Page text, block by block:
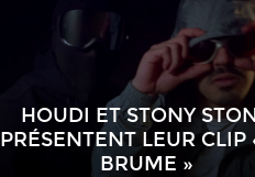
HOUDI ET STONY
PRÉSENTENT LEUR CLIP
BRUME »